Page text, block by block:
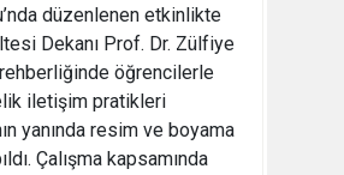
düzenlenen etkinlikte
Dekanı Prof. Dr. Zülfiye
öğrencilerle
iletişim pratikleri
yanında resim ve boyama
Çalışma kapsamında